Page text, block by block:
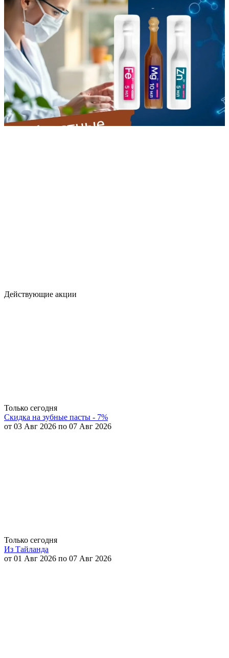
Действующие акции
Только сегодня
Скидка на зубные пасты - 7%
от 03 Авг 2026 по 07 Авг 2026
Только сегодня
Из Тайланда
от 01 Авг 2026 по 07 Авг 2026